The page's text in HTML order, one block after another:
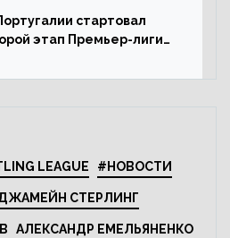
стартовал
этап Премьер-лиги
LEAGUE #НОВОСТИ
СТЕРЛИНГ
АЛЕКСАНДР ЕМЕЛЬЯНЕНКО